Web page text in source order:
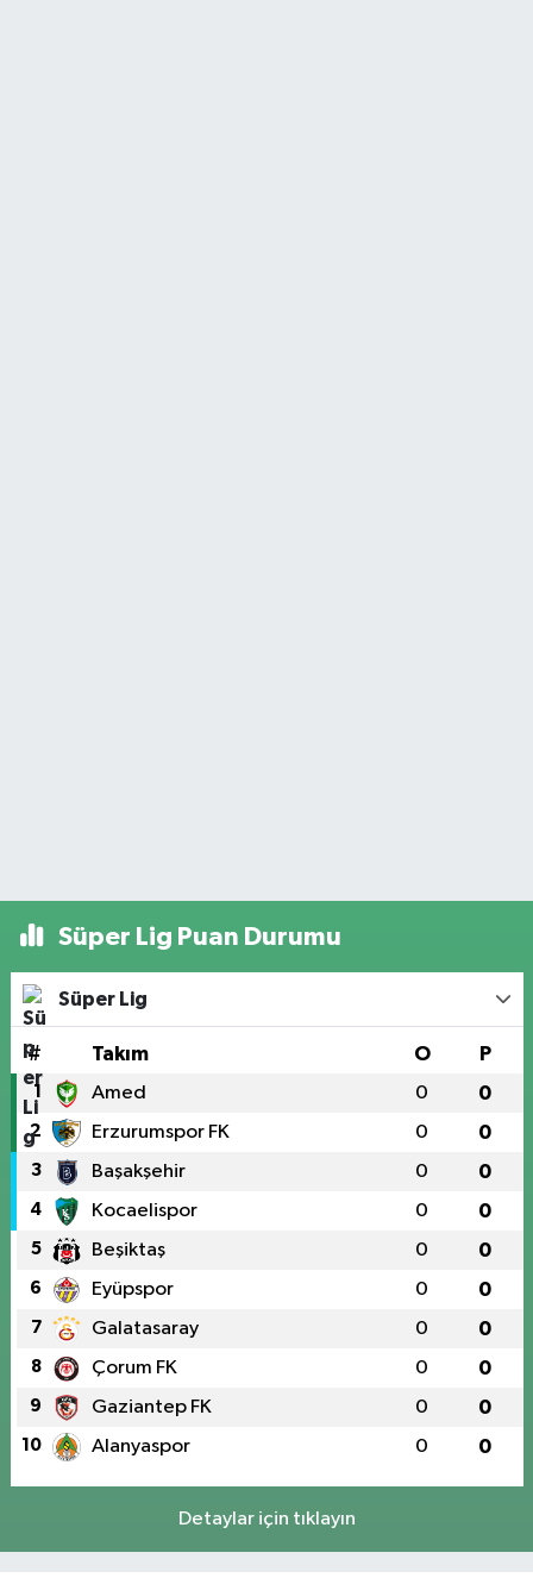
Süper Lig Puan Durumu
Süper Lig
# Takım O P
1 Amed 0 0
2 Erzurumspor FK 0 0
3 Başakşehir 0 0
4 Kocaelispor 0 0
5 Beşiktaş 0 0
6 Eyüpspor 0 0
7 Galatasaray 0 0
8 Çorum FK 0 0
9 Gaziantep FK 0 0
10 Alanyaspor 0 0
Detaylar için tıklayın